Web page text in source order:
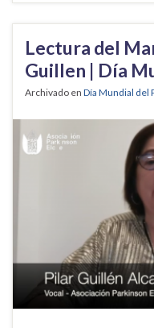
Lectura del
Guillen | Día
Archivado en Día Mundial del